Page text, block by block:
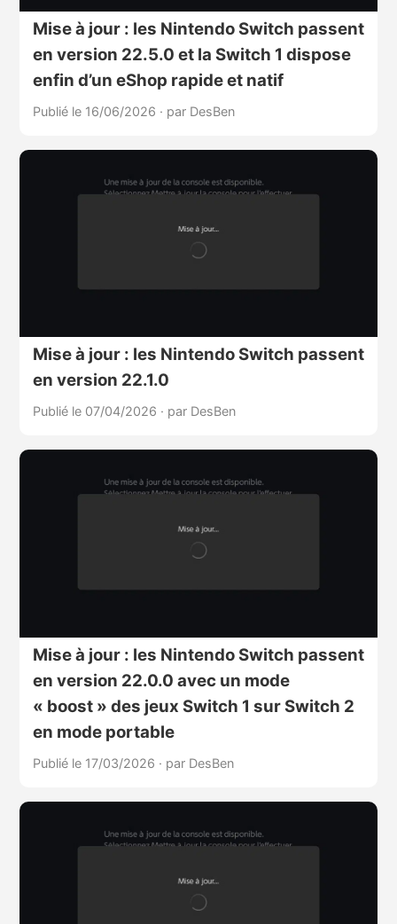
Mise à jour : les Nintendo Switch passent
en version 22.5.0 et la Switch 1 dispose
enfin d’un eShop rapide et natif
Publié le 16/06/2026 · par DesBen
Mise à jour : les Nintendo Switch passent
en version 22.1.0
Publié le 07/04/2026 · par DesBen
Mise à jour : les Nintendo Switch passent
en version 22.0.0 avec un mode
« boost » des jeux Switch 1 sur Switch 2
en mode portable
Publié le 17/03/2026 · par DesBen